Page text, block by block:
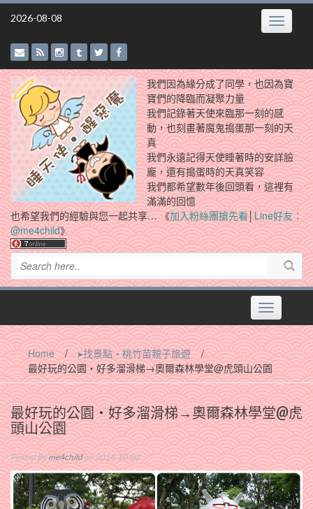
Skip
2026-08-08 Toggle
我們因為緣分成了同學，也因為寶
寶們的降臨而凝聚力量
我們記錄著天使來臨那一刻的感
動，也刻畫著魔鬼搗蛋那一刻的天
真
我們永遠記得天使睡著時的安詳臉
龐，還有搗蛋時的天真笑容
我們都希望數年後回頭看，這裡有
滿滿的回憶
也希望我們的經驗與您一起共享… 《加入粉絲團搶先看│Line好友：
@me4child》
Toggle
navigation
Home / ▸找景點‧桃竹苗親子旅遊
/
最好玩的公園‧好多溜滑梯→奧爾森林學堂@虎頭山公園
最好玩的公園‧好多溜滑梯→奧爾森林學堂@虎
頭山公園
Posted Byme4childon 2014-10-02